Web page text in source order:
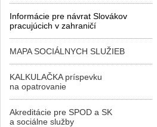
Informácie pre návrat Slovákov
pracujúcich v zahraničí
MAPA SOCIÁLNYCH SLUŽIEB
KALKULAČKA príspevku
na opatrovanie
Akreditácie pre SPOD a SK
a sociálne služby